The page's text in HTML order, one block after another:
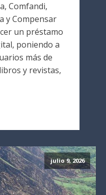
Comfandi,
y Compensar
un préstamo
poniendo a
más de
y revistas,
julio 9, 2026